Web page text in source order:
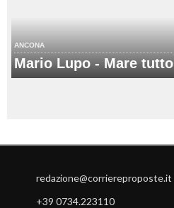
ANCONA
Mario Lupo - Mare tutto
redazione@corriereproposte.it
+39 0734.223110